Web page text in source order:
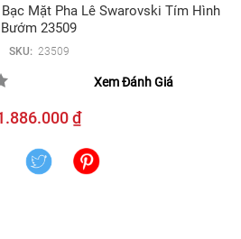
Mặt Pha Lê Swarovski Tím Hình
Bướm 23509
SKU: 23509
Xem Đánh Giá
₫